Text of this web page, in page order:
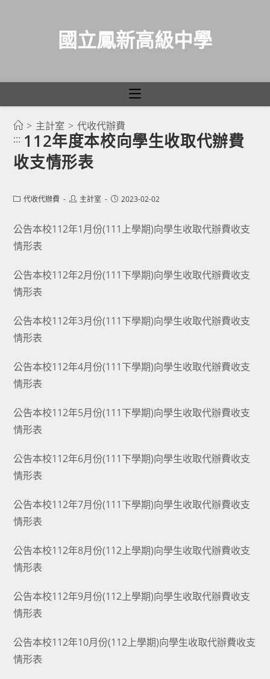
國立鳳新高級中學
> 主計室 > 代收代辦費
::: 112年度本校向學生收取代辦費
收支情形表
Post代收代辦費
Post主計室
Post2023-02-02
公告本校112年1月份(111上學期)向學生收取代辦費收支
情形表
公告本校112年2月份(111下學期)向學生收取代辦費收支
情形表
公告本校112年3月份(111下學期)向學生收取代辦費收支
情形表
公告本校112年4月份(111下學期)向學生收取代辦費收支
情形表
公告本校112年5月份(111下學期)向學生收取代辦費收支
情形表
公告本校112年6月份(111下學期)向學生收取代辦費收支
情形表
公告本校112年7月份(111下學期)向學生收取代辦費收支
情形表
公告本校112年8月份(112上學期)向學生收取代辦費收支
情形表
公告本校112年9月份(112上學期)向學生收取代辦費收支
情形表
公告本校112年10月份(112上學期)向學生收取代辦費收支
情形表